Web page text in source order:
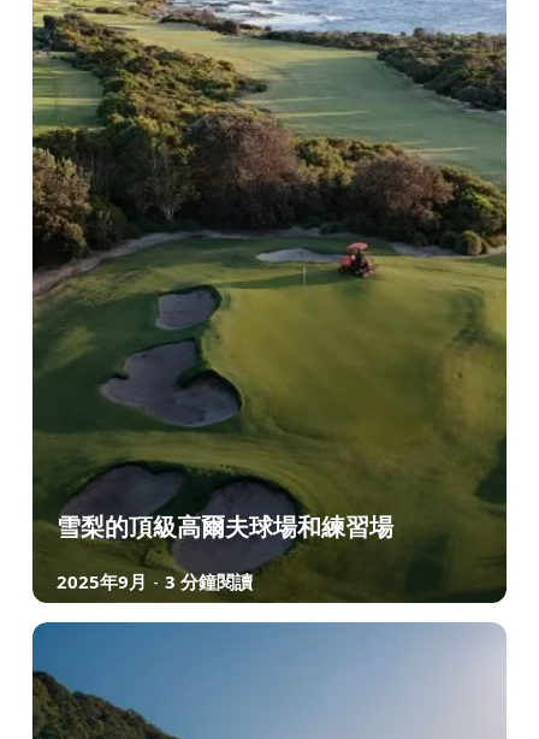
雪梨的頂級高爾夫球場和練習場
2025年9月 - 3 分鐘閱讀